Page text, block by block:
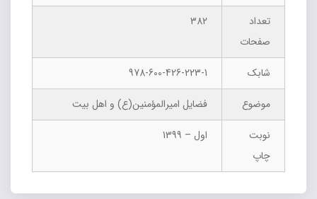
تعداد
صفحات
382
شابک
978-600-426-223-1
موضوع
فضایل امیرالمؤمنین(ع) و اهل بیت
نوبت
چاپ
اول – 1399